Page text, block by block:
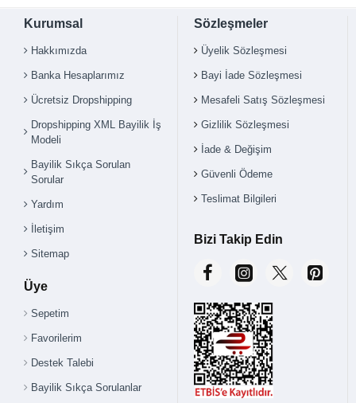
Kurumsal
Hakkımızda
Banka Hesaplarımız
Ücretsiz Dropshipping
Dropshipping XML Bayilik İş
Modeli
Bayilik Sıkça Sorulan
Sorular
Yardım
İletişim
Sitemap
Üye
Sepetim
Favorilerim
Destek Talebi
Bayilik Sıkça Sorulanlar
Sözleşmeler
Üyelik Sözleşmesi
Bayi İade Sözleşmesi
Mesafeli Satış Sözleşmesi
Gizlilik Sözleşmesi
İade & Değişim
Güvenli Ödeme
Teslimat Bilgileri
Bizi Takip Edin